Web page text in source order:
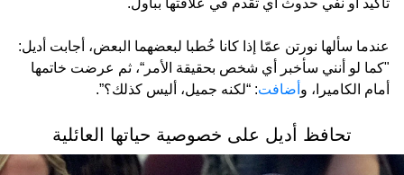
عندما سألها نورتن عمّا إذا كانا خُطبا لبعضهما البعض، أجابت أديل:
"كما لو أنني سأخبر أي شخص بحقيقة الأمر“، ثم عرضت خاتمها
أمام الكاميرا، و أضافت: “لكنه جميل، أليس كذلك؟”.
تحافظ أديل على خصوصية حياتها العائلية